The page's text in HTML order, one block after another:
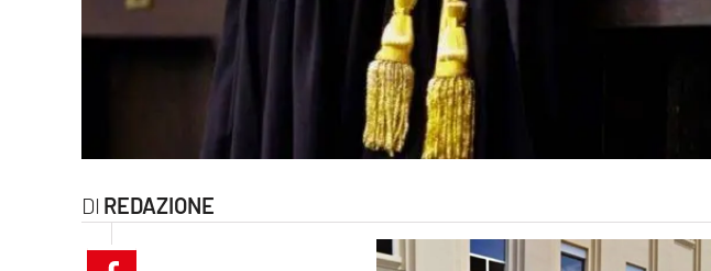
lacitymag.it
REDAZIONE